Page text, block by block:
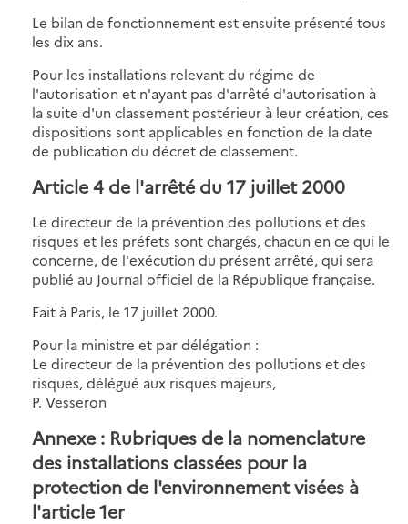
Le bilan de fonctionnement est ensuite présenté tous
les dix ans.
Pour les installations relevant du régime de
l'autorisation et n'ayant pas d'arrêté d'autorisation à
la suite d'un classement postérieur à leur création, ces
dispositions sont applicables en fonction de la date
de publication du décret de classement.
Article 4 de l'arrêté du 17 juillet 2000
Le directeur de la prévention des pollutions et des
risques et les préfets sont chargés, chacun en ce qui le
concerne, de l'exécution du présent arrêté, qui sera
publié au Journal officiel de la République française.
Fait à Paris, le 17 juillet 2000.
Pour la ministre et par délégation :
Le directeur de la prévention des pollutions et des
risques, délégué aux risques majeurs,
P. Vesseron
Annexe : Rubriques de la nomenclature
des installations classées pour la
protection de l'environnement visées à
l'article 1er